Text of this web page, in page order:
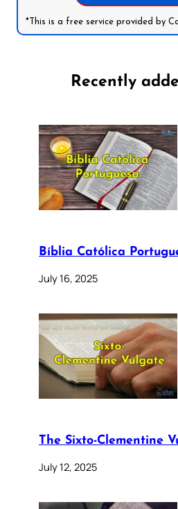
*This is a free service provided by
Recently
Bíblia Católica
July 16, 2025
The Sixto-Clementine
July 12, 2025